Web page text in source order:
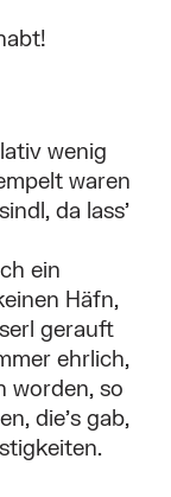
wenig
waren
da lass’
ein
Häfn,
gerauft
ehrlich,
worden, so
die’s gab,